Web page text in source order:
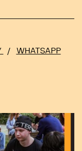
/ WHATSAPP